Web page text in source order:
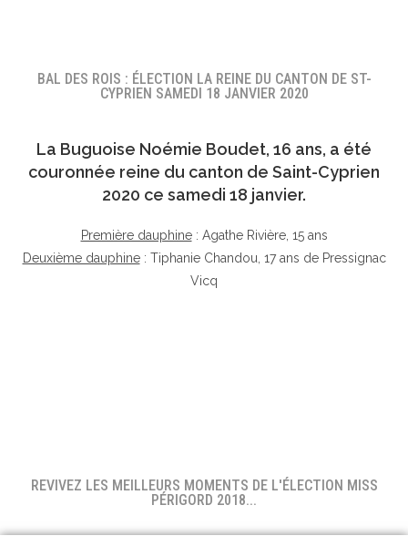
BAL DES ROIS : ÉLECTION LA REINE DU CANTON DE ST-
CYPRIEN SAMEDI 18 JANVIER 2020
La Buguoise Noémie Boudet, 16 ans, a été
couronnée reine du canton de Saint-Cyprien
2020 ce samedi 18 janvier.
Première dauphine: Agathe Rivière, 15 ans
Deuxième dauphine: Tiphanie Chandou, 17 ans de Pressignac
Vicq
REVIVEZ LES MEILLEURS MOMENTS DE L'ÉLECTION MISS
PÉRIGORD 2018...